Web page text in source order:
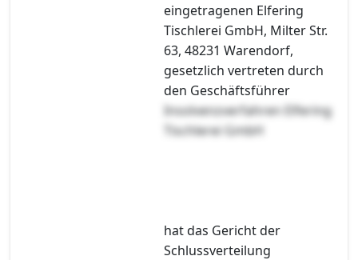
eingetragenen Elfering
Tischlerei GmbH, Milter Str.
63, 48231 Warendorf,
gesetzlich vertreten durch
den Geschäftsführer
Insolvenzverfahren Elfering
Tischlerei GmbH
hat das Gericht der
Schlussverteilung